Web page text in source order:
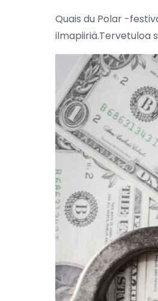
Quais du Polar -
ilmapiiriä.Tervetuloa